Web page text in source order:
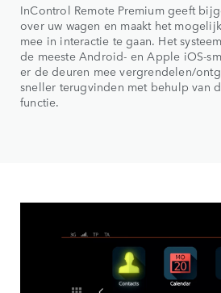
InControl Remote Premium geeft
over uw wagen en maakt het
mee in interactie te gaan. Het
de meeste Android- en Apple iOS-
er de deuren mee vergrendelen/
sneller terugvinden met behulp van
functie.